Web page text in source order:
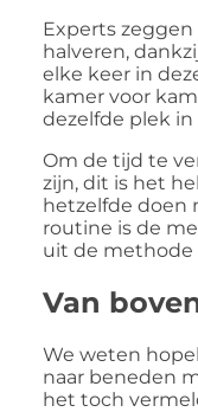
Experts
halveren,
elke keer in
kamer voor
dezelfde plek in
Om de tijd te
zijn, dit is het
hetzelfde doen
routine is de
uit de methode
Van
We weten
naar beneden
het toch